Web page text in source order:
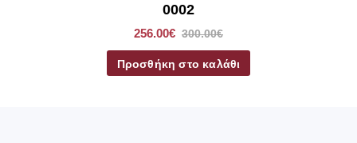
0002
256.00€ 300.00€
Προσθήκη στο καλάθι